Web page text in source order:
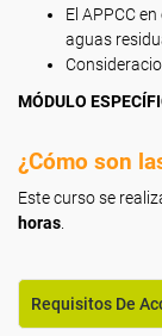
El APPCC
aguas
MÓDULO
¿Cómo son
Este curso se
horas
Requisitos De